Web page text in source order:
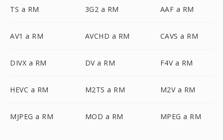
TS a RM 3G2 a RM AAF a RM
AV1 a RM AVCHD a RM CAVS a RM
DIVX a RM DV a RM F4V a RM
HEVC a RM M2TS a RM M2V a RM
MJPEG a RM MOD a RM MPEG a RM